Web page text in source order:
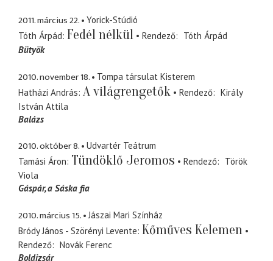
2011. március 22.
Yorick-Stúdió
Tóth Árpád Fedél nélkül Rendező
Tóth Árpád
Bütyök
2010. november 18.
Tompa társulat Kisterem
Hatházi András A világrengetők Rendező
Király
István Attila
Balázs
2010. október 8.
Udvartér Teátrum
Tamási Áron Tündöklő Jeromos Rendező
Török
Viola
Gáspár a Sáska fia
2010. március 15.
Jászai Mari Színház
Bródy János - Szörényi Levente Kőműves Kelemen
Rendező
Novák Ferenc
Boldizsár